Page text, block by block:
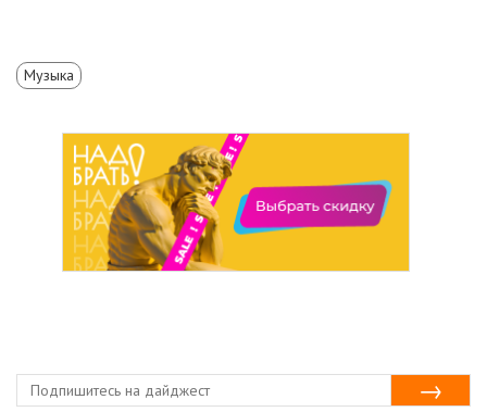
Музыка